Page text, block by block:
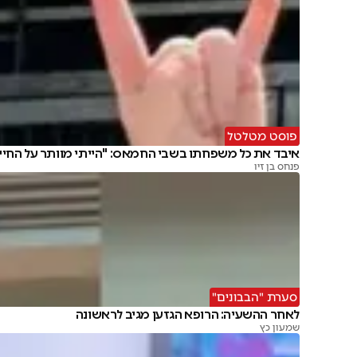
פוסט מטלטל
איבד את כל משפחתו בשבי החמאס: "הייתי מוותר על
פנחס בן זיו
סערת "הבבונים"
לאחר ההשעיה: הרופא הגזען מגיב לראשונה
שמעון כץ